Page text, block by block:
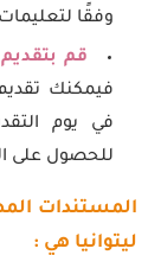
وفقًا
قم
فيمكنك تقديم
في يوم
للحصول على
المستندات
ليتوانيا هي :